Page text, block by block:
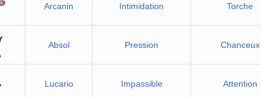
Arcanin Intimidation Torche
Absol Pression Chanceux
Lucario Impassible Attention